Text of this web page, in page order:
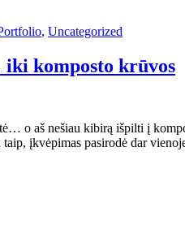
, Uncategorized
komposto krūvos
o aš nešiau kibirą išpilti į
įkvėpimas pasirodė dar